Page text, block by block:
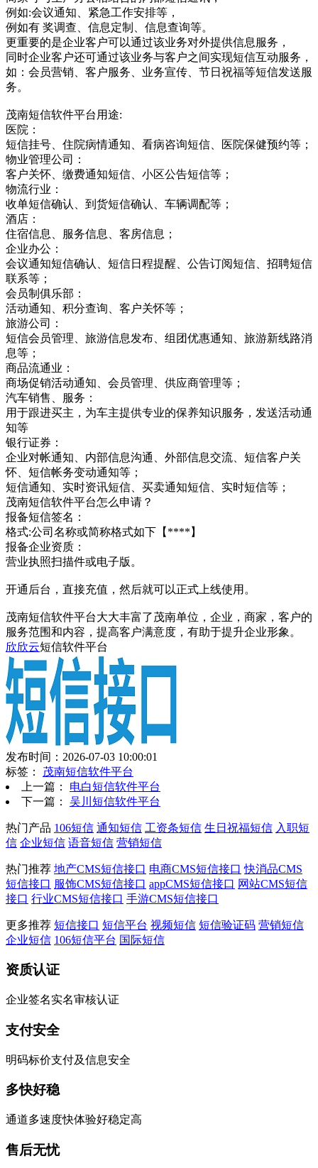
例如:会议通知、紧急工作安排等，
例如有 奖调查、信息定制、信息查询等。
更重要的是企业客户可以通过该业务对外提供信息服务，
同时企业客户还可通过该业务与客户之间实现短信互动服务，
如：会员营销、客户服务、业务宣传、节日祝福等短信发送服
务。
茂南短信软件平台用途:
医院：
短信挂号、住院病情通知、看病咨询短信、医院保健预约等；
物业管理公司：
客户关怀、缴费通知短信、小区公告短信等；
物流行业：
收单短信确认、到货短信确认、车辆调配等；
酒店：
住宿信息、服务信息、客房信息；
企业办公：
会议通知短信确认、短信日程提醒、公告订阅短信、招聘短信
联系等；
会员制俱乐部：
活动通知、积分查询、客户关怀等；
旅游公司：
短信会员管理、旅游信息发布、组团优惠通知、旅游新线路消
息等；
商品流通业：
商场促销活动通知、会员管理、供应商管理等；
汽车销售、服务：
用于跟进买主，为车主提供专业的保养知识服务，发送活动通
知等
银行证券：
企业对帐通知、内部信息沟通、外部信息交流、短信客户关
怀、短信帐务变动通知等；
短信通知、实时资讯短信、买卖通知短信、实时短信等；
茂南短信软件平台怎么申请？
报备短信签名：
格式:公司名称或简称格式如下【****】
报备企业资质：
营业执照扫描件或电子版。
开通后台，直接充值，然后就可以正式上线使用。
茂南短信软件平台大大丰富了茂南单位，企业，商家，客户的
服务范围和内容，提高客户满意度，有助于提升企业形象。
欣欣云短信软件平台
发布时间：2026-07-03 10:00:01
标签： 茂南短信软件平台
上一篇： 电白短信软件平台
下一篇： 吴川短信软件平台
热门产品 106短信 通知短信 工资条短信 生日祝福短信 入职短
信 企业短信 语音短信 营销短信
热门推荐 地产CMS短信接口 电商CMS短信接口 快消品CMS
短信接口 服饰CMS短信接口 appCMS短信接口 网站CMS短信
接口 行业CMS短信接口 手游CMS短信接口
更多推荐 短信接口 短信平台 视频短信 短信验证码 营销短信
企业短信 106短信平台 国际短信
资质认证
企业签名实名审核认证
支付安全
明码标价支付及信息安全
多快好稳
通道多速度快体验好稳定高
售后无忧